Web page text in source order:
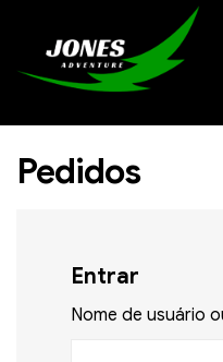
Pedidos
Entrar
Nome de usuário